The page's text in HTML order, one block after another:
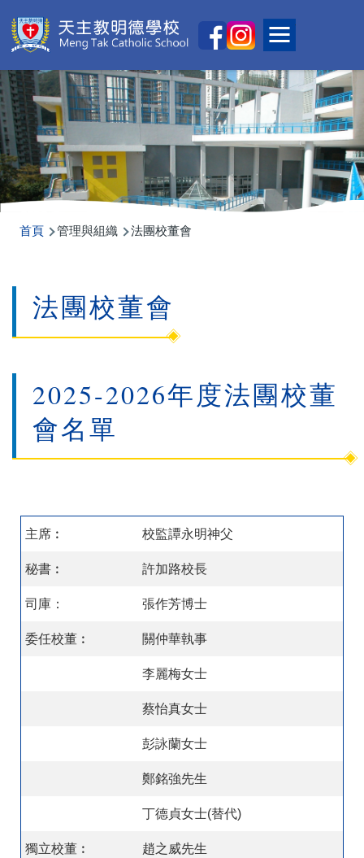
Toggle
Main
導
連
結
首頁 管理與組織 法團校董會
法團校董會
2025-2026年度法團校董
會名單
主席︰ 校監譚永明神父
秘書︰ 許加路校長
司庫： 張作芳博士
委任校董︰ 關仲華執事
李麗梅女士
蔡怡真女士
彭詠蘭女士
鄭銘強先生
丁德貞女士(替代)
獨立校董︰ 趙之威先生